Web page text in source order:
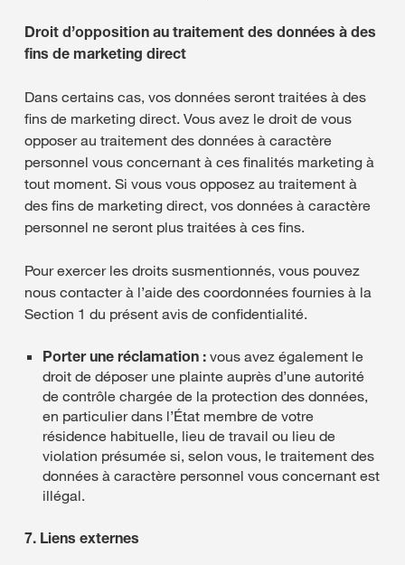
Droit d’opposition au traitement des données à des
fins de marketing direct
Dans certains cas, vos données seront traitées à des
fins de marketing direct. Vous avez le droit de vous
opposer au traitement des données à caractère
personnel vous concernant à ces finalités marketing à
tout moment. Si vous vous opposez au traitement à
des fins de marketing direct, vos données à caractère
personnel ne seront plus traitées à ces fins.
Pour exercer les droits susmentionnés, vous pouvez
nous contacter à l’aide des coordonnées fournies à la
Section 1 du présent avis de confidentialité.
Porter une réclamation : vous avez également le
droit de déposer une plainte auprès d’une autorité
de contrôle chargée de la protection des données,
en particulier dans l’État membre de votre
résidence habituelle, lieu de travail ou lieu de
violation présumée si, selon vous, le traitement des
données à caractère personnel vous concernant est
illégal.
7. Liens externes